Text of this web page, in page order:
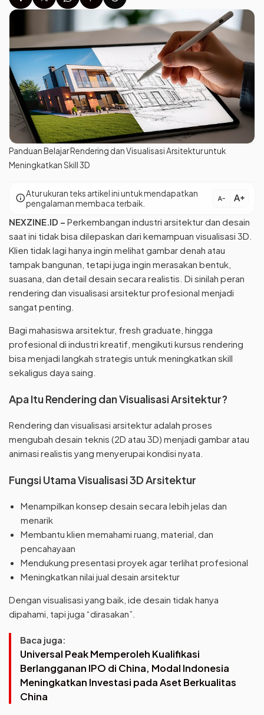
Panduan Belajar Rendering dan Visualisasi Arsitektur untuk
Meningkatkan Skill 3D
infoAtur ukuran teks artikel ini untuk mendapatkan
pengalaman membaca terbaik.
text_decrease text_increase
NEXZINE.ID – Perkembangan industri arsitektur dan desain
saat ini tidak bisa dilepaskan dari kemampuan visualisasi 3D.
Klien tidak lagi hanya ingin melihat gambar denah atau
tampak bangunan, tetapi juga ingin merasakan bentuk,
suasana, dan detail desain secara realistis. Di sinilah peran
rendering dan visualisasi arsitektur profesional menjadi
sangat penting.
Bagi mahasiswa arsitektur, fresh graduate, hingga
profesional di industri kreatif, mengikuti kursus rendering
bisa menjadi langkah strategis untuk meningkatkan skill
sekaligus daya saing.
Apa Itu Rendering dan Visualisasi Arsitektur?
Rendering dan visualisasi arsitektur adalah proses
mengubah desain teknis (2D atau 3D) menjadi gambar atau
animasi realistis yang menyerupai kondisi nyata.
Fungsi Utama Visualisasi 3D Arsitektur
Menampilkan konsep desain secara lebih jelas dan
menarik
Membantu klien memahami ruang, material, dan
pencahayaan
Mendukung presentasi proyek agar terlihat profesional
Meningkatkan nilai jual desain arsitektur
Dengan visualisasi yang baik, ide desain tidak hanya
dipahami, tapi juga “dirasakan”.
Baca juga:
Universal Peak Memperoleh Kualifikasi
Berlangganan IPO di China, Modal Indonesia
Meningkatkan Investasi pada Aset Berkualitas
China